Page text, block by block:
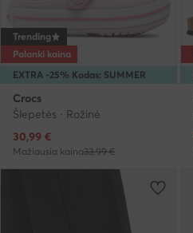
EXTRA -25% Kodas: SUMMER
Trending
Palanki kaina
Crocs
Šlepetės · Rožinė
Dabartinė kaina
30,99 €
Mažiausia kaina33,99 €